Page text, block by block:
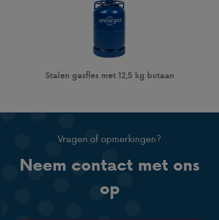
Stalen gasfles met 12,5 kg butaan
Vragen of opmerkingen?
Neem contact met ons
op